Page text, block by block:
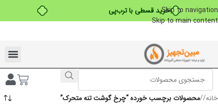
خرید قسطی با ترب‌پیSkip to navigation
Skip to main contentتخفیفات ویژه به مناسبت ماه محرم
خانه/ محصولات برچسب خورده “چرخ گوشت تنه متحرک”